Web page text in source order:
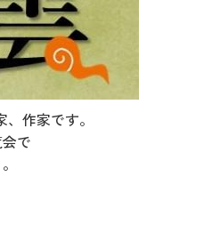
作家です。
で